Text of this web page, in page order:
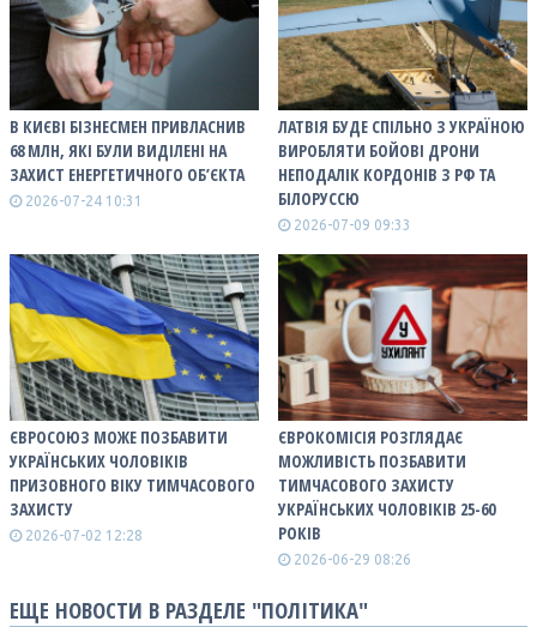
В КИЄВІ БІЗНЕСМЕН ПРИВЛАСНИВ
68 МЛН, ЯКІ БУЛИ ВИДІЛЕНІ НА
ЗАХИСТ ЕНЕРГЕТИЧНОГО ОБ’ЄКТА
2026-07-24 10:31
ЛАТВІЯ БУДЕ СПІЛЬНО З УКРАЇНОЮ
ВИРОБЛЯТИ БОЙОВІ ДРОНИ
НЕПОДАЛІК КОРДОНІВ З РФ ТА
БІЛОРУССЮ
2026-07-09 09:33
ЄВРОСОЮЗ МОЖЕ ПОЗБАВИТИ
УКРАЇНСЬКИХ ЧОЛОВІКІВ
ПРИЗОВНОГО ВІКУ ТИМЧАСОВОГО
ЗАХИСТУ
2026-07-02 12:28
ЄВРОКОМІСІЯ РОЗГЛЯДАЄ
МОЖЛИВІСТЬ ПОЗБАВИТИ
ТИМЧАСОВОГО ЗАХИСТУ
УКРАЇНСЬКИХ ЧОЛОВІКІВ 25-60
РОКІВ
2026-06-29 08:26
ЕЩЕ НОВОСТИ В РАЗДЕЛЕ "ПОЛІТИКА"